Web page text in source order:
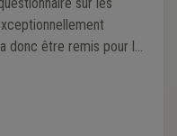
donc être remis pour le